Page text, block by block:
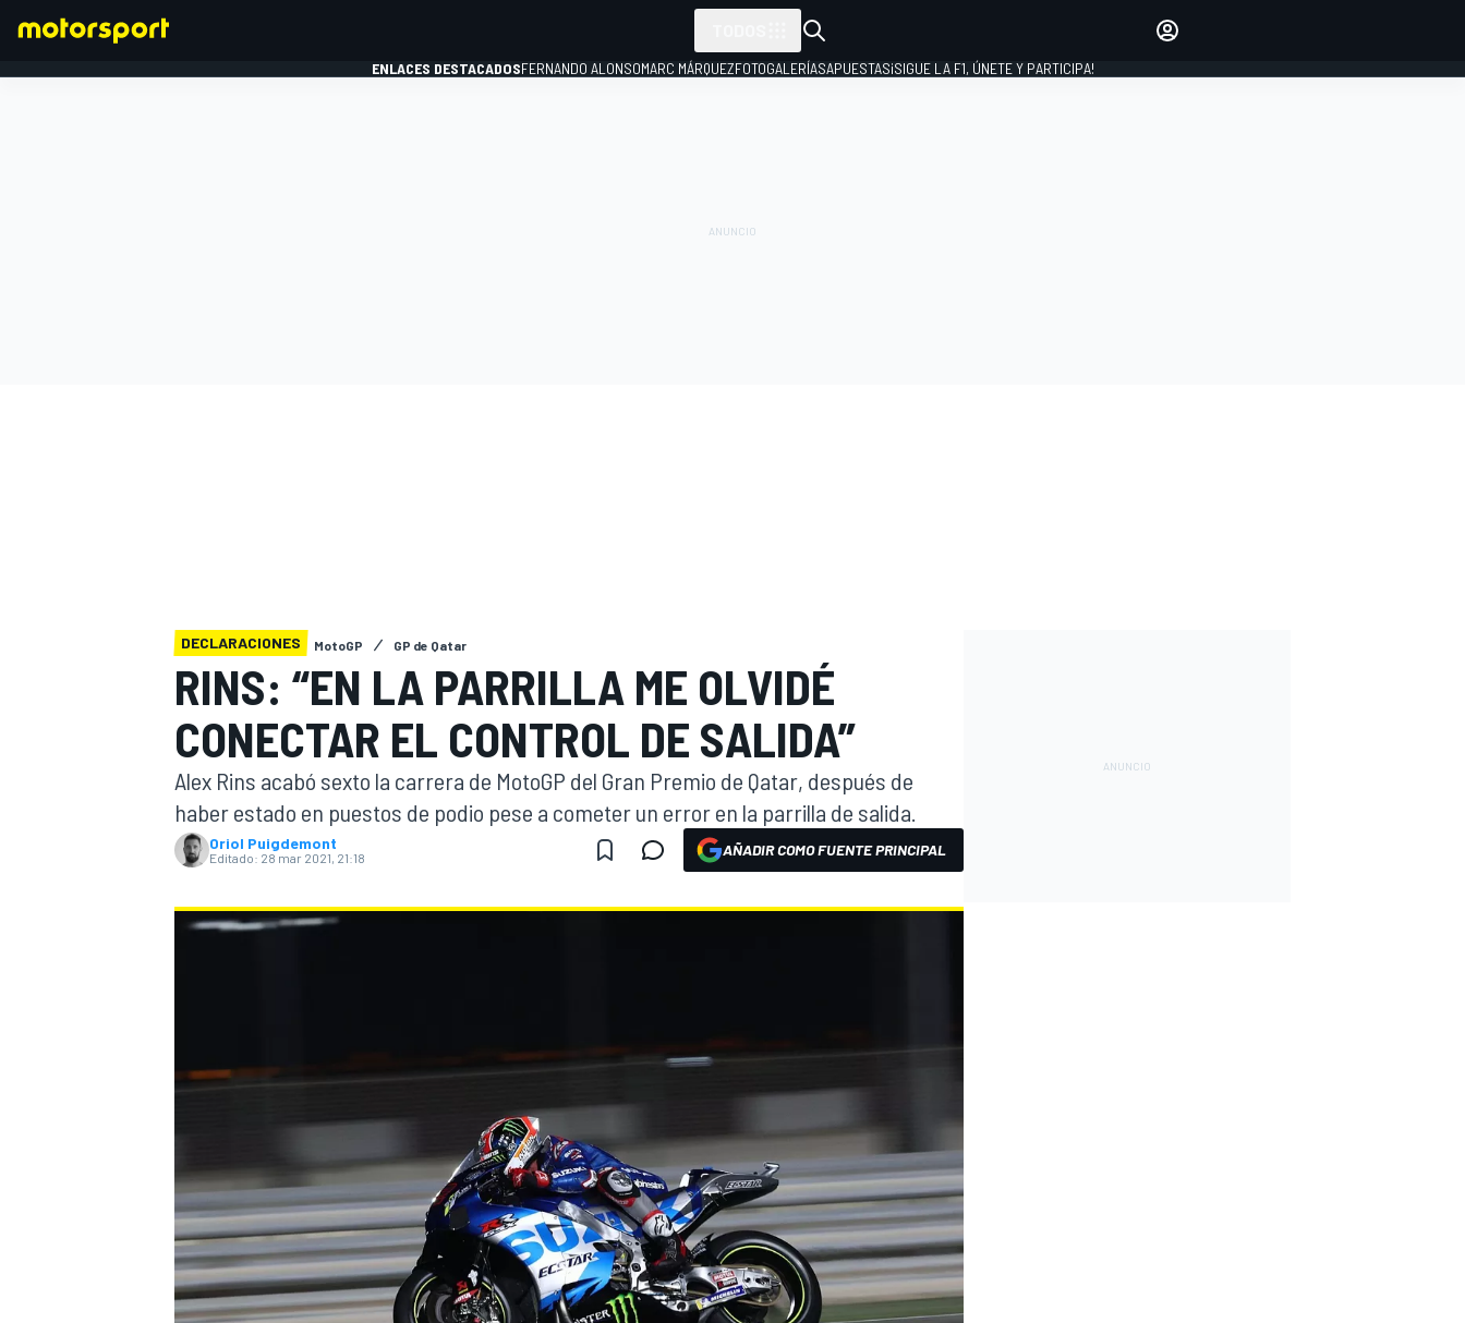
WEC
ENLACES DESTACADOSFERNANDO ALONSOMARC MÁRQUEZFOTOGALERÍASAPUESTAS¡SIGUE LA F1, ÚNETE Y PARTICIPA!
DECLARACIONES MotoGP GP de Qatar
RINS: “EN LA PARRILLA ME OLVIDÉ
CONECTAR EL CONTROL DE SALIDA”
Alex Rins acabó sexto la carrera de MotoGP del Gran Premio de Qatar, después de
haber estado en puestos de podio pese a cometer un error en la parrilla de salida.
Oriol Puigdemont
Editado: 28 mar 2021, 21:18 AÑADIR COMO FUENTE PRINCIPAL